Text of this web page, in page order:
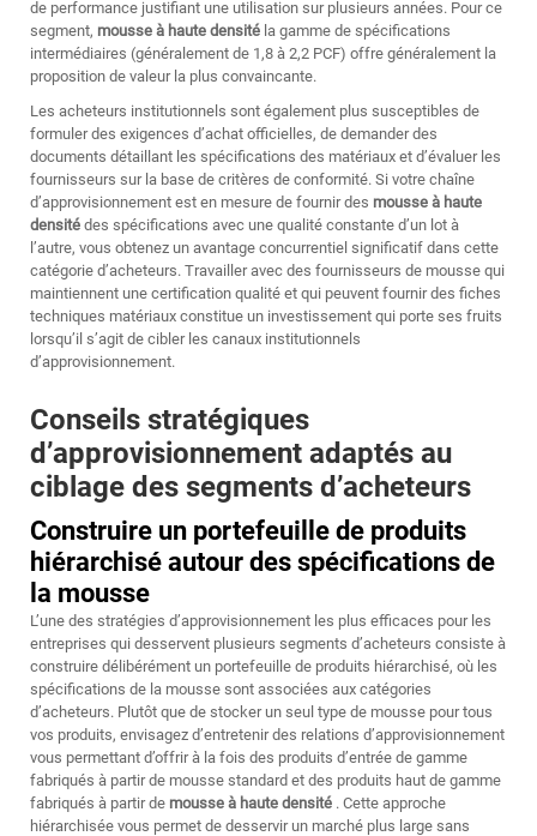
de performance justifiant une utilisation sur plusieurs années. Pour ce
segment, mousse à haute densité la gamme de spécifications
intermédiaires (généralement de 1,8 à 2,2 PCF) offre généralement la
proposition de valeur la plus convaincante.
Les acheteurs institutionnels sont également plus susceptibles de
formuler des exigences d’achat officielles, de demander des
documents détaillant les spécifications des matériaux et d’évaluer les
fournisseurs sur la base de critères de conformité. Si votre chaîne
d’approvisionnement est en mesure de fournir des mousse à haute
densité des spécifications avec une qualité constante d’un lot à
l’autre, vous obtenez un avantage concurrentiel significatif dans cette
catégorie d’acheteurs. Travailler avec des fournisseurs de mousse qui
maintiennent une certification qualité et qui peuvent fournir des fiches
techniques matériaux constitue un investissement qui porte ses fruits
lorsqu’il s’agit de cibler les canaux institutionnels
d’approvisionnement.
Conseils stratégiques
d’approvisionnement adaptés au
ciblage des segments d’acheteurs
Construire un portefeuille de produits
hiérarchisé autour des spécifications de
la mousse
L’une des stratégies d’approvisionnement les plus efficaces pour les
entreprises qui desservent plusieurs segments d’acheteurs consiste à
construire délibérément un portefeuille de produits hiérarchisé, où les
spécifications de la mousse sont associées aux catégories
d’acheteurs. Plutôt que de stocker un seul type de mousse pour tous
vos produits, envisagez d’entretenir des relations d’approvisionnement
vous permettant d’offrir à la fois des produits d’entrée de gamme
fabriqués à partir de mousse standard et des produits haut de gamme
fabriqués à partir de mousse à haute densité . Cette approche
hiérarchisée vous permet de desservir un marché plus large sans